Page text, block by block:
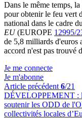
Dans le même temps,
pour obtenir le feu vert
national dans le cadre
EU(EUROPE 12995/
de 5,8 milliards d'euros
accord n'est pas trouvé
Je me connecte
Je m'abonne
Article précédent 6/21
DÉVELOPPEMENT :
soutenir les ODD de
collectivités locales